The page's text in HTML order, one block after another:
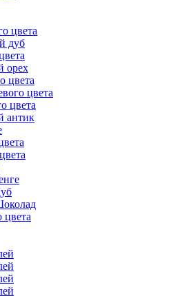
цвета
дуб
орех
цвета
цвета
цвета
антик
цвета